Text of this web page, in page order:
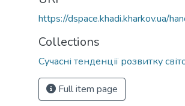
https://dspace.khadi.kharkov.ua/
Collections
Сучасні тенденції розвитку
Full item page